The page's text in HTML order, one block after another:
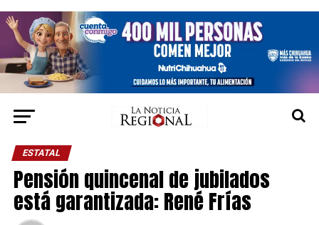
ESTATAL
Pensión quincenal de jubilados
está garantizada: René Frías